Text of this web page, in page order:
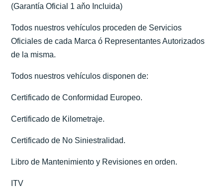
(Garantía Oficial 1 aňo Incluida)
Todos nuestros vehículos proceden de Servicios
Oficiales de cada Marca ó Representantes Autorizados
de la misma.
Todos nuestros vehículos disponen de:
Certificado de Conformidad Europeo.
Certificado de Kilometraje.
Certificado de No Siniestralidad.
Libro de Mantenimiento y Revisiones en orden.
ITV